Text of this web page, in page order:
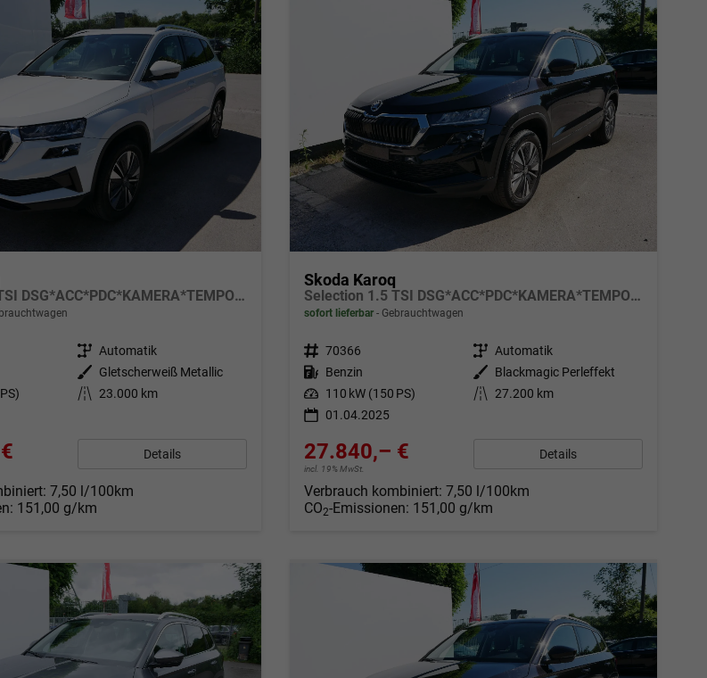
Selection 1.5 TSI DSG*ACC*PDC*KAMERA*TEMPOMAT*LED*SMARTLINK*KLIMA*RADIO*17-ZOLL
Getriebe Automatik
Außenfarbe
Gletscherweiß Metallic
Kilometerstand 23.000 km
Details
7,50 l/100km
151,00 g/km
Skoda Karoq
Selection 1.5 TSI DSG*ACC*PDC*KAMERA*TEMPOMAT*LED*SMARTLINK*KLIMA*RADIO*17-ZOLL
sofort lieferbar Gebrauchtwagen
Fahrzeugnr. 70366 Getriebe Automatik
Kraftstoff Benzin Außenfarbe
Blackmagic Perleffekt
Leistung 110 kW (150 PS) Kilometerstand 27.200 km
01.04.2025
27.840,– €
incl. 19% MwSt.
Details
Verbrauch kombiniert: 7,50 l/100km
CO2-Emissionen: 151,00 g/km